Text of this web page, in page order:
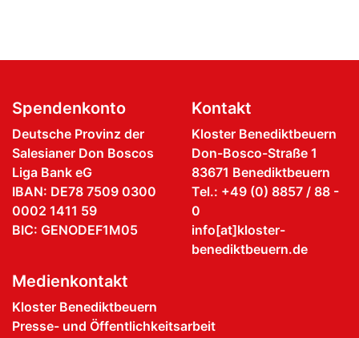
Spendenkonto
Deutsche Provinz der
Salesianer Don Boscos
Liga Bank eG
IBAN: DE78 7509 0300
0002 1411 59
BIC: GENODEF1M05
Kontakt
Kloster Benediktbeuern
Don-Bosco-Straße 1
83671 Benediktbeuern
Tel.: +49 (0) 8857 / 88 -
0
info[at]kloster-
benediktbeuern.de
Medienkontakt
Kloster Benediktbeuern
Presse- und Öffentlichkeitsarbeit